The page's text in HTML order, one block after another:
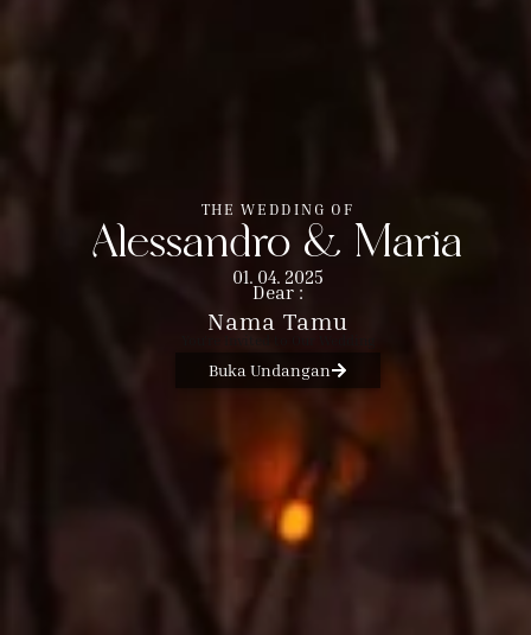
THE WEDDING OF
Alessandro & Maria
01. 04. 2025
Dear :
Nama Tamu
Buka Undangan